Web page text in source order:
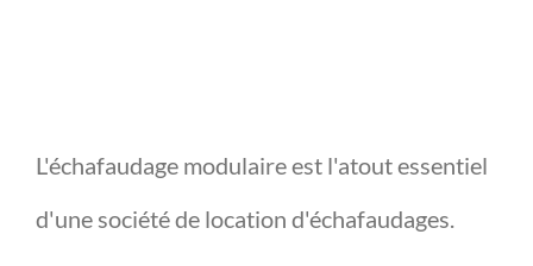
L'échafaudage modulaire est l'atout essentiel
d'une société de location d'échafaudages.